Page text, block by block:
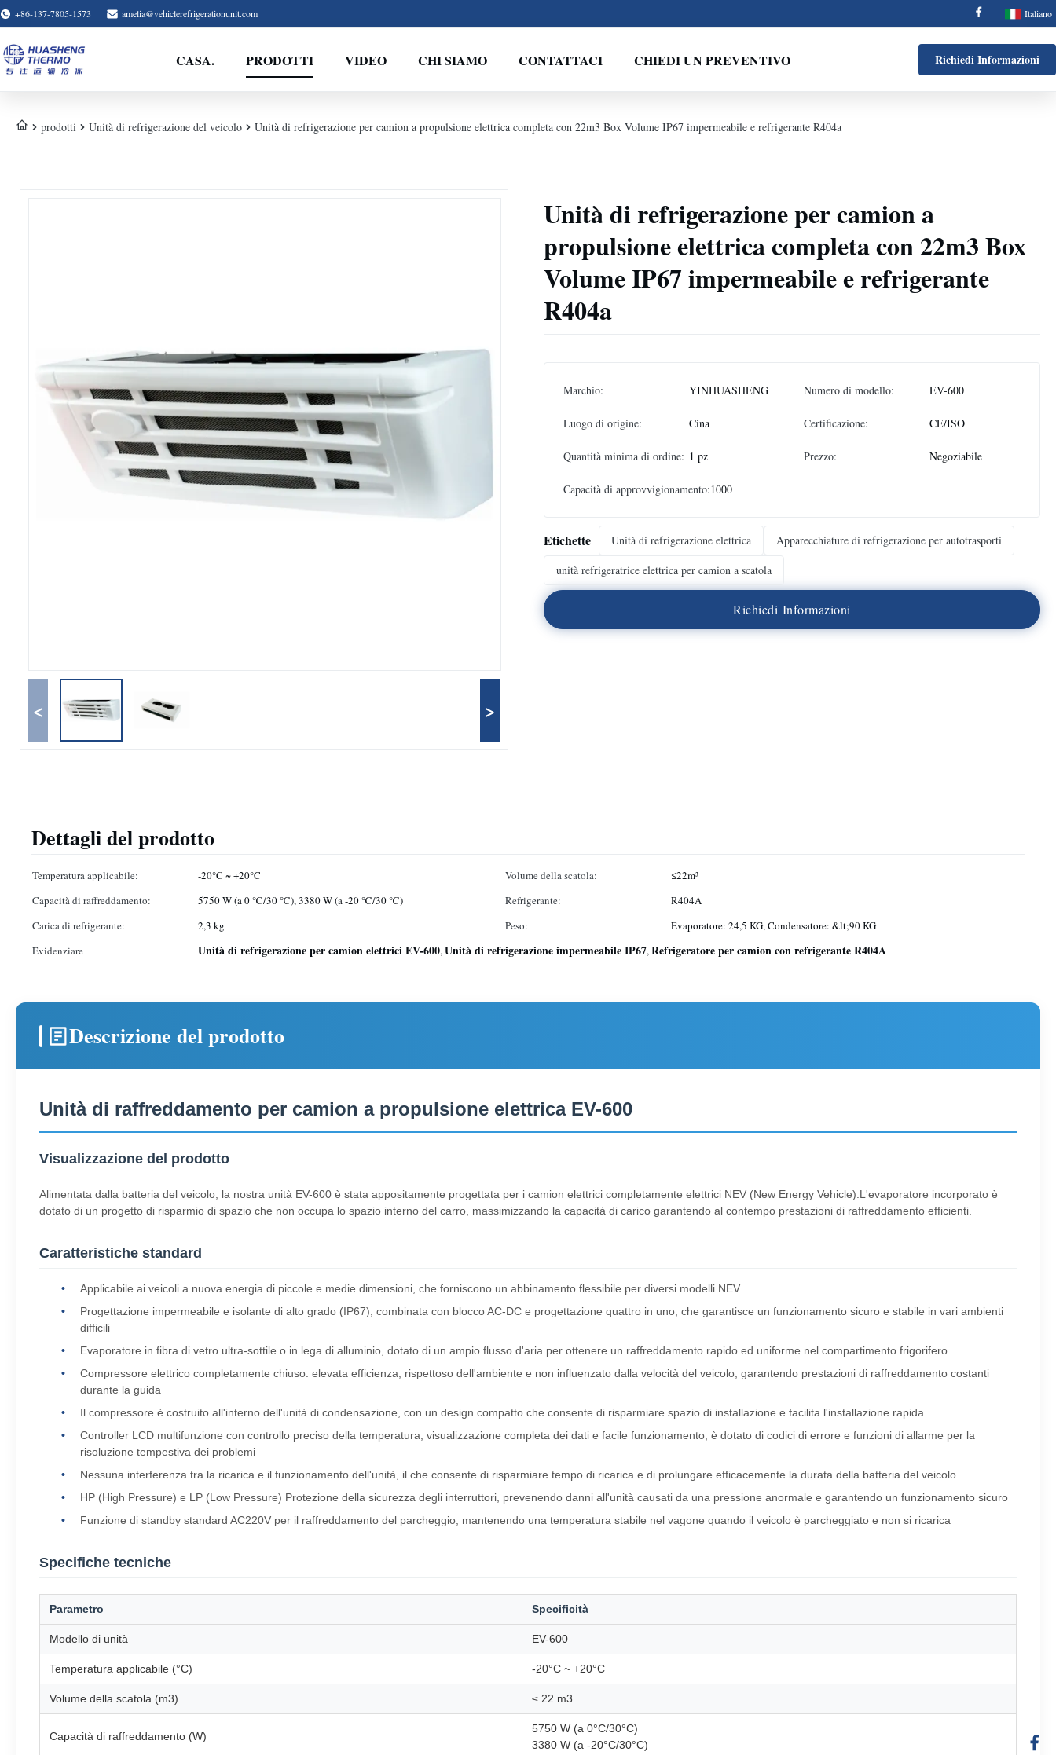
+86-137-7805-1573 amelia@vehiclerefrigerationunit.com Italiano
CASA. PRODOTTI VIDEO CHI SIAMO CONTATTACI CHIEDI UN PREVENTIVO Richiedi Informazioni
prodotti Unità di refrigerazione del veicolo Unità di refrigerazione per camion a propulsione elettrica completa con 22m3 Box Volume IP67 impermeabile e refrigerante R404a
< >
Unità di refrigerazione per camion a
propulsione elettrica completa con 22m3 Box
Volume IP67 impermeabile e refrigerante
R404a
Marchio: YINHUASHENG Numero di modello: EV-600
Luogo di origine: Cina Certificazione: CE/ISO
Quantità minima di ordine: 1 pz Prezzo: Negoziabile
Capacità di approvvigionamento:1000
Etichette Unità di refrigerazione elettrica
Apparecchiature di refrigerazione per autotrasporti
unità refrigeratrice elettrica per camion a scatola
Richiedi Informazioni
Dettagli del prodotto
Temperatura applicabile: -20°C ~ +20°C Volume della scatola:
≤22m³
Capacità di raffreddamento:
5750 W (a 0 ℃/30 ℃), 3380 W (a -20 ℃/30 ℃) Refrigerante:
R404A
Carica di refrigerante:
2,3 kg Peso:
Evaporatore: 24,5 KG, Condensatore: &lt;90 KG
Evidenziare
Unità di refrigerazione per camion elettrici EV-600,Unità di refrigerazione impermeabile IP67,Refrigeratore per camion con refrigerante R404A
Descrizione del prodotto
Unità di raffreddamento per camion a propulsione elettrica EV-600
Visualizzazione del prodotto
Alimentata dalla batteria del veicolo, la nostra unità EV-600 è stata appositamente progettata per i camion elettrici completamente elettrici NEV (New Energy Vehicle).L'evaporatore incorporato è
dotato di un progetto di risparmio di spazio che non occupa lo spazio interno del carro, massimizzando la capacità di carico garantendo al contempo prestazioni di raffreddamento efficienti.
Caratteristiche standard
Applicabile ai veicoli a nuova energia di piccole e medie dimensioni, che forniscono un abbinamento flessibile per diversi modelli NEV
Progettazione impermeabile e isolante di alto grado (IP67), combinata con blocco AC-DC e progettazione quattro in uno, che garantisce un funzionamento sicuro e stabile in vari ambienti
difficili
Evaporatore in fibra di vetro ultra-sottile o in lega di alluminio, dotato di un ampio flusso d'aria per ottenere un raffreddamento rapido ed uniforme nel compartimento frigorifero
Compressore elettrico completamente chiuso: elevata efficienza, rispettoso dell'ambiente e non influenzato dalla velocità del veicolo, garantendo prestazioni di raffreddamento costanti
durante la guida
Il compressore è costruito all'interno dell'unità di condensazione, con un design compatto che consente di risparmiare spazio di installazione e facilita l'installazione rapida
Controller LCD multifunzione con controllo preciso della temperatura, visualizzazione completa dei dati e facile funzionamento; è dotato di codici di errore e funzioni di allarme per la
risoluzione tempestiva dei problemi
Nessuna interferenza tra la ricarica e il funzionamento dell'unità, il che consente di risparmiare tempo di ricarica e di prolungare efficacemente la durata della batteria del veicolo
HP (High Pressure) e LP (Low Pressure) Protezione della sicurezza degli interruttori, prevenendo danni all'unità causati da una pressione anormale e garantendo un funzionamento sicuro
Funzione di standby standard AC220V per il raffreddamento del parcheggio, mantenendo una temperatura stabile nel vagone quando il veicolo è parcheggiato e non si ricarica
Specifiche tecniche
Parametro Specificità
Modello di unità EV-600
Temperatura applicabile (°C) -20°C ~ +20°C
Volume della scatola (m3) ≤ 22 m3
Capacità di raffreddamento (W)
5750 W (a 0°C/30°C)
3380 W (a -20°C/30°C)